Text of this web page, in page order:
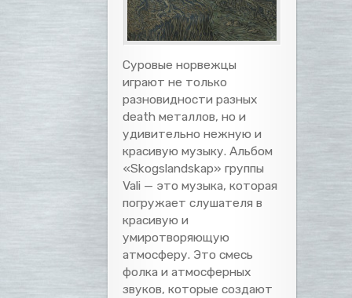
Суровые норвежцы
играют не только
разновидности разных
death металлов, но и
удивительно нежную и
красивую музыку. Альбом
«Skogslandskap» группы
Vali — это музыка, которая
погружает слушателя в
красивую и
умиротворяющую
атмосферу. Это смесь
фолка и атмосферных
звуков, которые создают